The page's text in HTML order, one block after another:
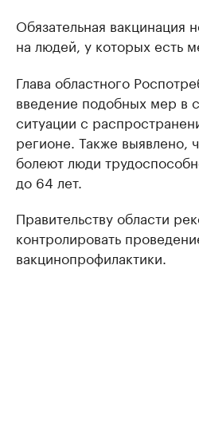
Обязательная вакцинация
на людей, у которых есть
Глава областного
введение подобных мер в
ситуации с
регионе. Также выявлено,
болеют люди
до 64 лет.
Правительству области
контролировать
вакцинопрофилактики.